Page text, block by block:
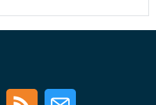
InstagramRSS Newsletter